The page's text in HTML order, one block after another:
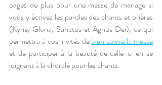
pages de plus pour une messe de mariage si
vous y écrivez les paroles des chants et prières
(Kyrie, Gloria, Sanctus et Agnus Dei), ce qui
permettra à vos invités de bien suivre la messe
et de participer à la beauté de celle-ci en se
joignant à la chorale pour les chants.